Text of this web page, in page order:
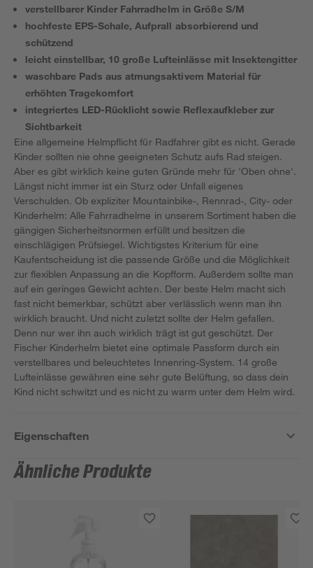
verstellbarer Kinder Fahrradhelm in Größe S/M
hochfeste EPS-Schale, Aufprall absorbierend und
schützend
leicht einstellbar, 10 große Lufteinlässe mit Insektengitter
waschbare Pads aus atmungsaktivem Material für
erhöhten Tragekomfort
integriertes LED-Rücklicht sowie Reflexaufkleber zur
Sichtbarkeit
Eine allgemeine Helmpflicht für Radfahrer gibt es nicht. Gerade
Kinder sollten nie ohne geeigneten Schutz aufs Rad steigen.
Aber es gibt wirklich keine guten Gründe mehr für 'Oben ohne'.
Längst nicht immer ist ein Sturz oder Unfall eigenes
Verschulden. Ob expliziter Mountainbike-, Rennrad-, City- oder
Kinderhelm: Alle Fahrradhelme in unserem Sortiment haben die
gängigen Sicherheitsnormen erfüllt und besitzen die
einschlägigen Prüfsiegel. Wichtigstes Kriterium für eine
Kaufentscheidung ist die passende Größe und die Möglichkeit
zur flexiblen Anpassung an die Kopfform. Außerdem sollte man
auf ein geringes Gewicht achten. Der beste Helm macht sich
fast nicht bemerkbar, schützt aber verlässlich wenn man ihn
wirklich braucht. Und nicht zuletzt sollte der Helm gefallen.
Denn nur wer ihn auch wirklich trägt ist gut geschützt. Der
Fischer Kinderhelm bietet eine optimale Passform durch ein
verstellbares und beleuchtetes Innenring-System. 14 große
Lufteinlässe gewähren eine sehr gute Belüftung, so dass dein
Kind nicht schwitzt und es nicht zu warm unter dem Helm wird.
Eigenschaften
Ähnliche Produkte